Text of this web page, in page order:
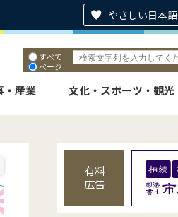
やさしい日本語
すべて
ページ
・産業 文化・スポーツ・観光
有料
広告